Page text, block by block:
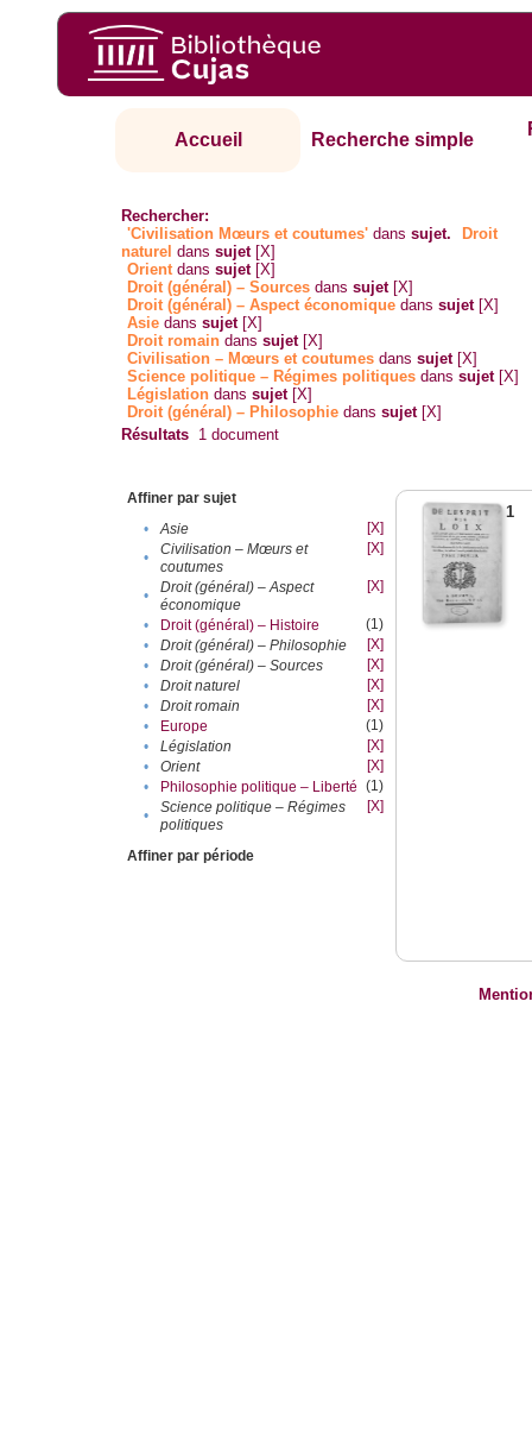
Accueil Recherche simple
Rechercher:
'Civilisation Mœurs et coutumes' danssujet.
Droit
naturel danssujet [X]
Orientdanssujet [X]
Droit (général) – Sources danssujet [X]
Droit (général) – Aspect économique danssujet [X]
Asie danssujet [X]
Droit romain danssujet [X]
Civilisation – Mœurs et coutumes danssujet [X]
Science politique – Régimes politiques danssujet [X]
Législation danssujet [X]
Droit (général) – Philosophie danssujet [X]
Résultats 1 document
Affiner par sujet
•
Asie
[X]
•
Civilisation – Mœurs et
coutumes
[X]
•
Droit (général) – Aspect
économique
[X]
• Droit (général) – Histoire
(1)
•
Droit (général) – Philosophie
[X]
•
Droit (général) – Sources
[X]
•
Droit naturel
[X]
•
Droit romain
[X]
•
Europe
(1)
•
Législation
[X]
•
Orient
[X]
•
Philosophie politique – Liberté (1)
•
Science politique – Régimes
politiques
[X]
Affiner par période
1